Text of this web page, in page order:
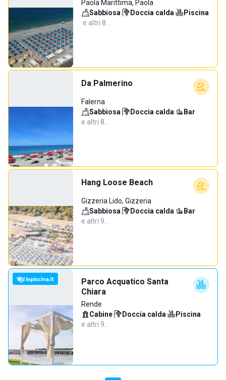
Paola Marittima, Paola
Sabbiosa· Doccia calda·
Piscina
·e altri 8…
Da Palmerino
Falerna
Sabbiosa· Doccia calda· Bar·
e altri 8…
Hang Loose Beach
Gizzeria Lido, Gizzeria
Sabbiosa· Doccia calda· Bar·
e altri 9…
Parco Acquatico Santa
Chiara
Rende
Cabine· Doccia calda· Piscina·
e altri 9…